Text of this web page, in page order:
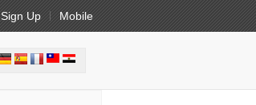
Sign Up Mobile